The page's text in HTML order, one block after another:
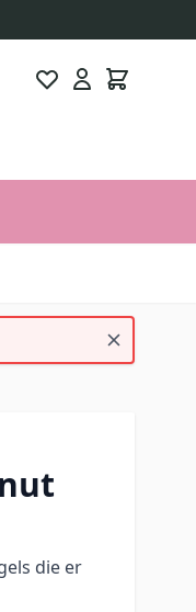
die er